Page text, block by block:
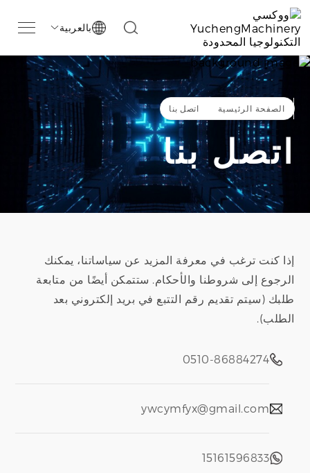
بالعربية
الصفحة الرئيسية اتصل بنا
اتصل بنا
إذا كنت ترغب في معرفة المزيد عن سياساتنا، يمكنك
الرجوع إلى شروطنا والأحكام. ستتمكن أيضًا من متابعة
طلبك (سيتم تقديم رقم التتبع في بريد إلكتروني بعد
الطلب).
0510-86884274
ywcymfyx@gmail.com
15161596833